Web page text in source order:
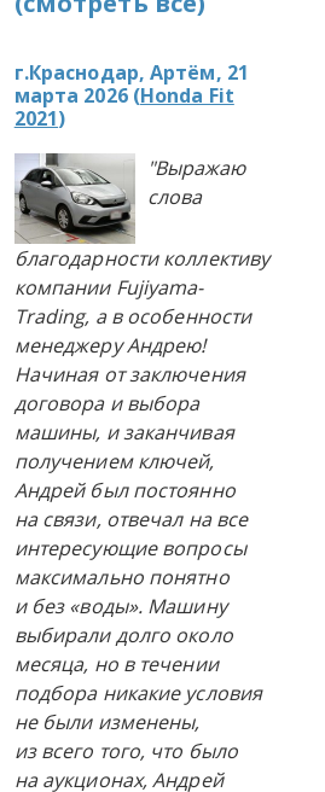
г.Краснодар, Артём, 21
марта 2026 (Honda Fit
2021)
"Выражаю
слова
благодарности коллективу
компании Fujiyama-
Trading, а в особенности
менеджеру Андрею!
Начиная от заключения
договора и выбора
машины, и заканчивая
получением ключей,
Андрей был постоянно
на связи, отвечал на все
интересующие вопросы
максимально понятно
и без «воды». Машину
выбирали долго около
месяца, но в течении
подбора никакие условия
не были изменены,
из всего того, что было
на аукционах, Андрей